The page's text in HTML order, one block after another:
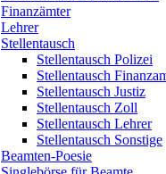
Finanzämter
Lehrer
Stellentausch
Stellentausch Polizei
Stellentausch
Stellentausch Justiz
Stellentausch Zoll
Stellentausch Lehrer
Stellentausch Sonstige
Beamten-Poesie